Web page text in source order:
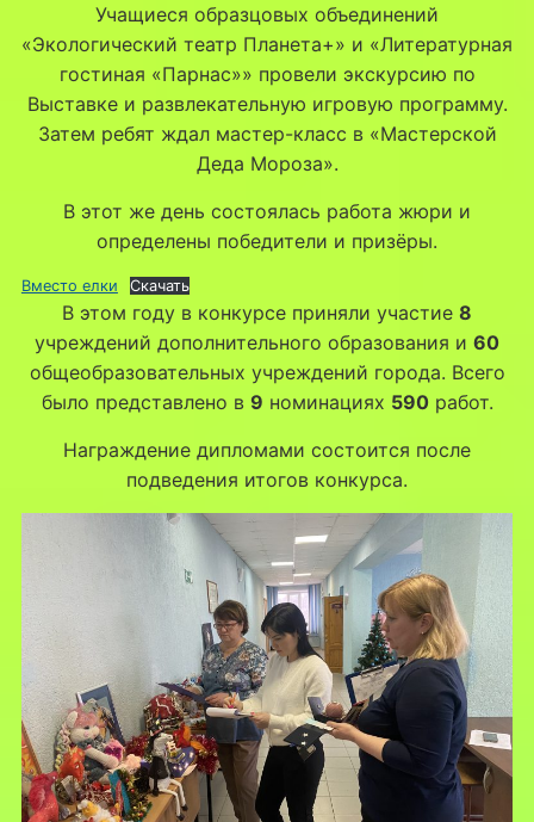
Учащиеся образцовых объединений
«Экологический театр Планета+» и «Литературная
гостиная «Парнас»» провели экскурсию по
Выставке и развлекательную игровую программу.
Затем ребят ждал мастер-класс в «Мастерской
Деда Мороза».
В этот же день состоялась работа жюри и
определены победители и призёры.
Вместо елки Скачать
В этом году в конкурсе приняли участие 8
учреждений дополнительного образования и 60
общеобразовательных учреждений города. Всего
было представлено в 9 номинациях 590работ.
Награждение дипломами состоится после
подведения итогов конкурса.